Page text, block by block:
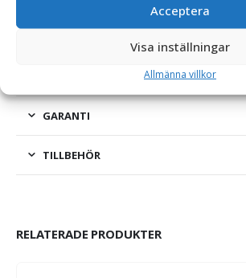
Acceptera
Visa inställningar
Allmänna villkor
Rundfilarna är avsedda för filning av
ÖVRIG PRODUKTINFORMATION
GARANTI
TILLBEHÖR
RELATERADE PRODUKTER